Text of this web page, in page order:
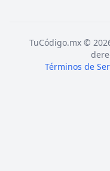
TuCódigo.mx ©
Términos de